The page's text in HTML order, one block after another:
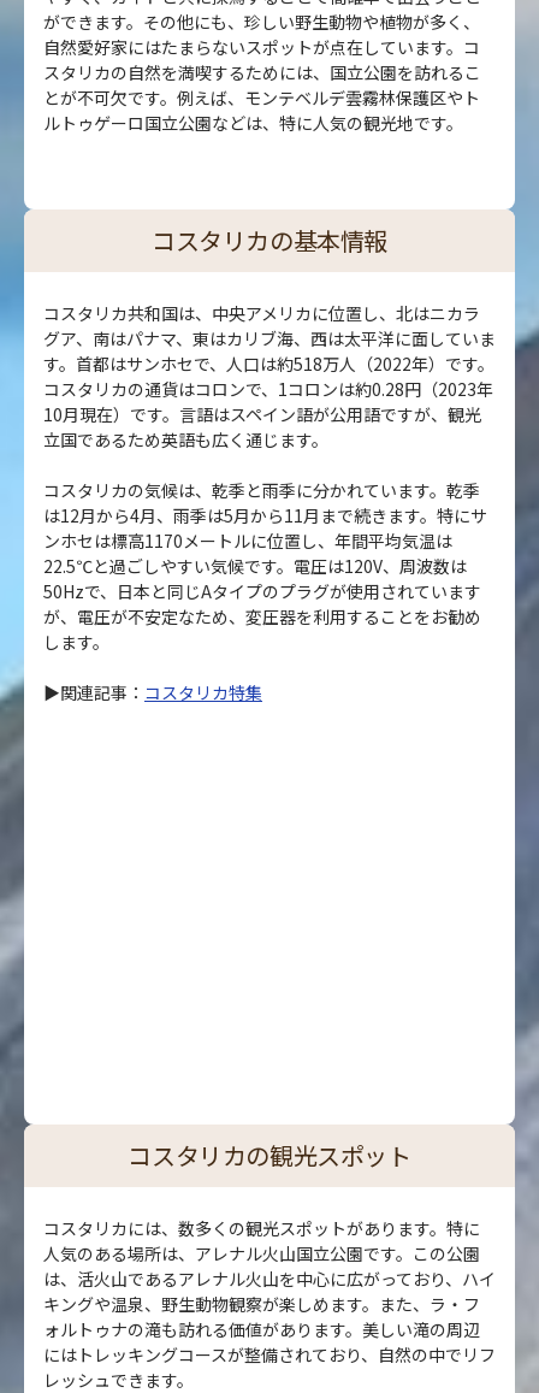
ができます。その他にも、珍しい野生動物や植物が多く、
自然愛好家にはたまらないスポットが点在しています。コ
スタリカの自然を満喫するためには、国立公園を訪れるこ
とが不可欠です。例えば、モンテベルデ雲霧林保護区やト
ルトゥゲーロ国立公園などは、特に人気の観光地です。
コスタリカの基本情報
コスタリカ共和国は、中央アメリカに位置し、北はニカラ
グア、南はパナマ、東はカリブ海、西は太平洋に面していま
す。首都はサンホセで、人口は約518万人（2022年）です。
コスタリカの通貨はコロンで、1コロンは約0.28円（2023年
10月現在）です。言語はスペイン語が公用語ですが、観光
立国であるため英語も広く通じます。
コスタリカの気候は、乾季と雨季に分かれています。乾季
は12月から4月、雨季は5月から11月まで続きます。特にサ
ンホセは標高1170メートルに位置し、年間平均気温は
22.5℃と過ごしやすい気候です。電圧は120V、周波数は
50Hzで、日本と同じAタイプのプラグが使用されています
が、電圧が不安定なため、変圧器を利用することをお勧め
します。
▶関連記事： コスタリカ特集
コスタリカの観光スポット
コスタリカには、数多くの観光スポットがあります。特に
人気のある場所は、アレナル火山国立公園です。この公園
は、活火山であるアレナル火山を中心に広がっており、ハイ
キングや温泉、野生動物観察が楽しめます。また、ラ・フ
ォルトゥナの滝も訪れる価値があります。美しい滝の周辺
にはトレッキングコースが整備されており、自然の中でリフ
レッシュできます。